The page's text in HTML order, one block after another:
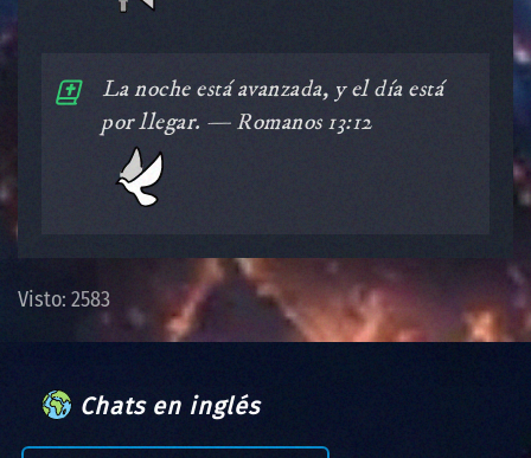
️La noche está avanzada, y el día está
por llegar. — Romanos 13:12
Visto: 2583
Chats en inglés